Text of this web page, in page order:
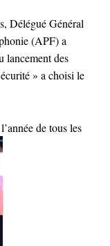
Délégué Général
(APF) a
lancement des
» a choisi le
de tous les